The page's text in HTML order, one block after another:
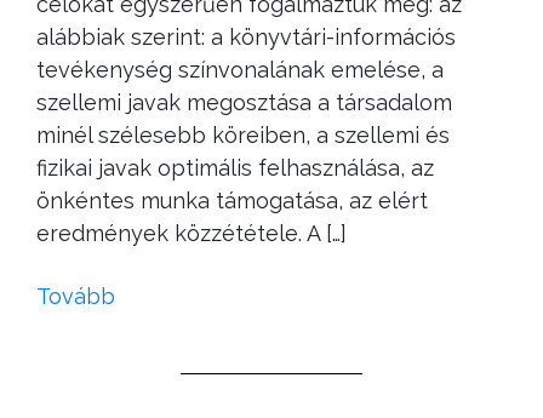
alábbiak szerint: a könyvtári-információs
tevékenység színvonalának emelése, a
szellemi javak megosztása a társadalom
minél szélesebb köreiben, a szellemi és
fizikai javak optimális felhasználása, az
önkéntes munka támogatása, az elért
eredmények közzététele. A […]
Tovább